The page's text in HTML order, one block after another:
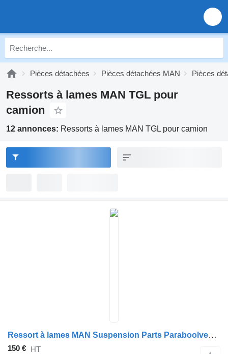
Pièces détachées Pièces détachées MAN Pièces
Ressorts à lames MAN TGL pour
camion
12 annonces: Ressorts à lames MAN TGL pour camion
Ressort à lames MAN Suspension Parts Paraboolveer TGL 85434026004 pour camion
150 € HT